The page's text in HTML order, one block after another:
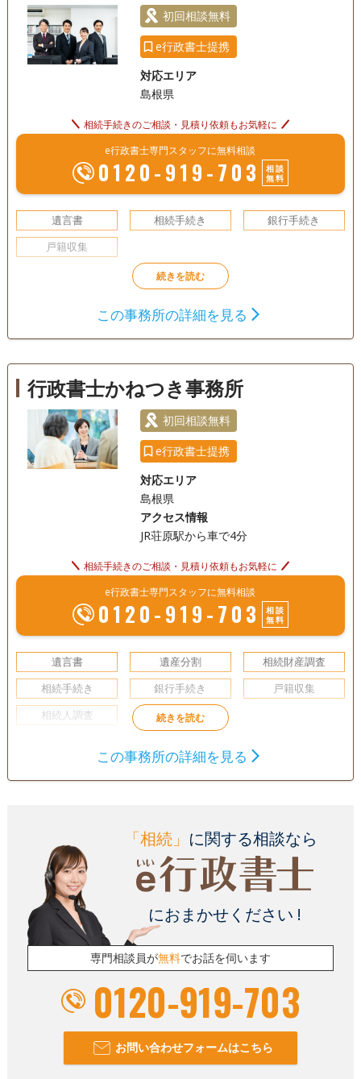
電話相談可 訪問可 土日相談可 初回相談無料
18時以降相談可 オンライン面談可 事務所面談可
初回相談無料
e行政書士提携
対応エリア
島根県
相続手続きのご相談・見積り依頼もお気軽に
e行政書士専門スタッフに無料相談
0120-919-703
相談
無料
遺言書 相続手続き
銀行手続き
戸籍収集
この事務所の詳細を見る
行政書士かねつき事務所
初回相談無料
e行政書士提携
対応エリア
島根県
アクセス情報
JR荘原駅から車で4分
相続手続きのご相談・見積り依頼もお気軽に
e行政書士専門スタッフに無料相談
0120-919-703
相談
無料
遺言書 遺産分割
相続財産調査
相続手続き
銀行手続き
戸籍収集
相続人調査
土日相談可 初回相談無料 オンライン面談可
この事務所の詳細を見る
「相続」 に関する相談なら
におまかせください !
専門相談員が無料でお話を伺います
0120-919-703
お問い合わせフォームはこちら